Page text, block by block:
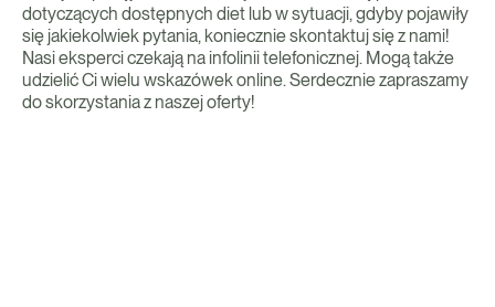
dotyczących dostępnych diet lub w sytuacji, gdyby pojawiły
się jakiekolwiek pytania, koniecznie skontaktuj się z nami!
Nasi eksperci czekają na infolinii telefonicznej. Mogą także
udzielić Ci wielu wskazówek online. Serdecznie zapraszamy
do skorzystania z naszej oferty!